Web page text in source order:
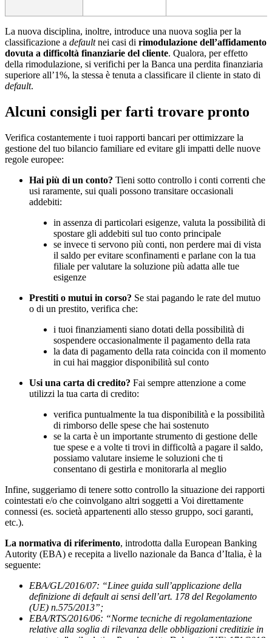
La nuova disciplina, inoltre, introduce una nuova soglia per la
classificazione a defaultnei casi di rimodulazione dell’affidamento
dovuta a difficoltà finanziarie del cliente. Qualora, per effetto
della rimodulazione, si verifichi per la Banca una perdita finanziaria
superiore all’1%, la stessa è tenuta a classificare il cliente in stato di
default.
Alcuni consigli per farti trovare pronto
Verifica costantemente i tuoi rapporti bancari per ottimizzare la
gestione del tuo bilancio familiare ed evitare gli impatti delle nuove
regole europee:
Hai più di un conto? Tieni sotto controllo i conti correnti che
usi raramente, sui quali possono transitare occasionali
addebiti:
in assenza di particolari esigenze, valuta la possibilità di
spostare gli addebiti sul tuo conto principale
se invece ti servono più conti, non perdere mai di vista
il saldo per evitare sconfinamenti e parlane con la tua
filiale per valutare la soluzione più adatta alle tue
esigenze
Prestiti o mutui in corso? Se stai pagando le rate del mutuo
o di un prestito, verifica che:
i tuoi finanziamenti siano dotati della possibilità di
sospendere occasionalmente il pagamento della rata
la data di pagamento della rata coincida con il momento
in cui hai maggior disponibilità sul conto
Usi una carta di credito? Fai sempre attenzione a come
utilizzi la tua carta di credito:
verifica puntualmente la tua disponibilità e la possibilità
di rimborso delle spese che hai sostenuto
se la carta è un importante strumento di gestione delle
tue spese e a volte ti trovi in difficoltà a pagare il saldo,
possiamo valutare insieme le soluzioni che ti
consentano di gestirla e monitorarla al meglio
Infine, suggeriamo di tenere sotto controllo la situazione dei rapporti
cointestati e/o che coinvolgano altri soggetti a Voi direttamente
connessi (es. società appartenenti allo stesso gruppo, soci garanti,
etc.).
La normativa di riferimento, introdotta dalla European Banking
Autority (EBA) e recepita a livello nazionale da Banca d’Italia, è la
seguente:
EBA/GL/2016/07: “Linee guida sull’applicazione della
definizione di default ai sensi dell’art. 178 del Regolamento
(UE) n.575/2013”;
EBA/RTS/2016/06: “Norme tecniche di regolamentazione
relative alla soglia di rilevanza delle obbligazioni creditizie in